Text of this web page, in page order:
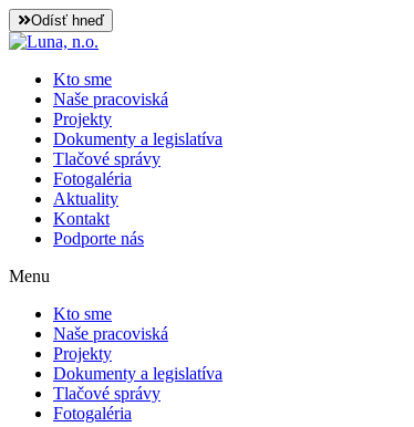
Odísť hneď Preskočiť
na
Kto sme
Naše pracoviská
Projekty
Dokumenty a legislatíva
Tlačové správy
Fotogaléria
Aktuality
Kontakt
Podporte nás
Menu
Kto sme
Naše pracoviská
Projekty
Dokumenty a legislatíva
Tlačové správy
Fotogaléria